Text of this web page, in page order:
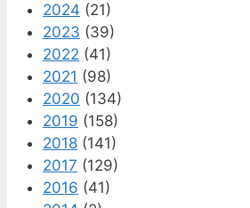
2024 (21)
2023 (39)
2022 (41)
2021 (98)
2020 (134)
2019 (158)
2018 (141)
2017 (129)
2016 (41)